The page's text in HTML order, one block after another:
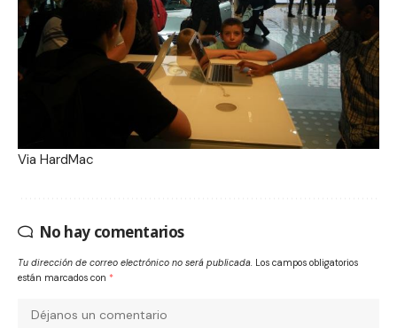
Via HardMac
No hay comentarios
Tu dirección de correo electrónico no será publicada. Los campos obligatorios
están marcados con *